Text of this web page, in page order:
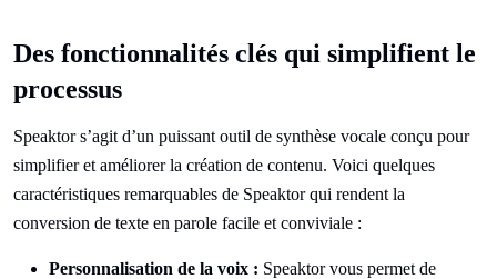
Des fonctionnalités clés qui simplifient le
processus
Speaktor s’agit d’un puissant outil de synthèse vocale conçu pour
simplifier et améliorer la création de contenu. Voici quelques
caractéristiques remarquables de Speaktor qui rendent la
conversion de texte en parole facile et conviviale :
Personnalisation de la voix : Speaktor vous permet de